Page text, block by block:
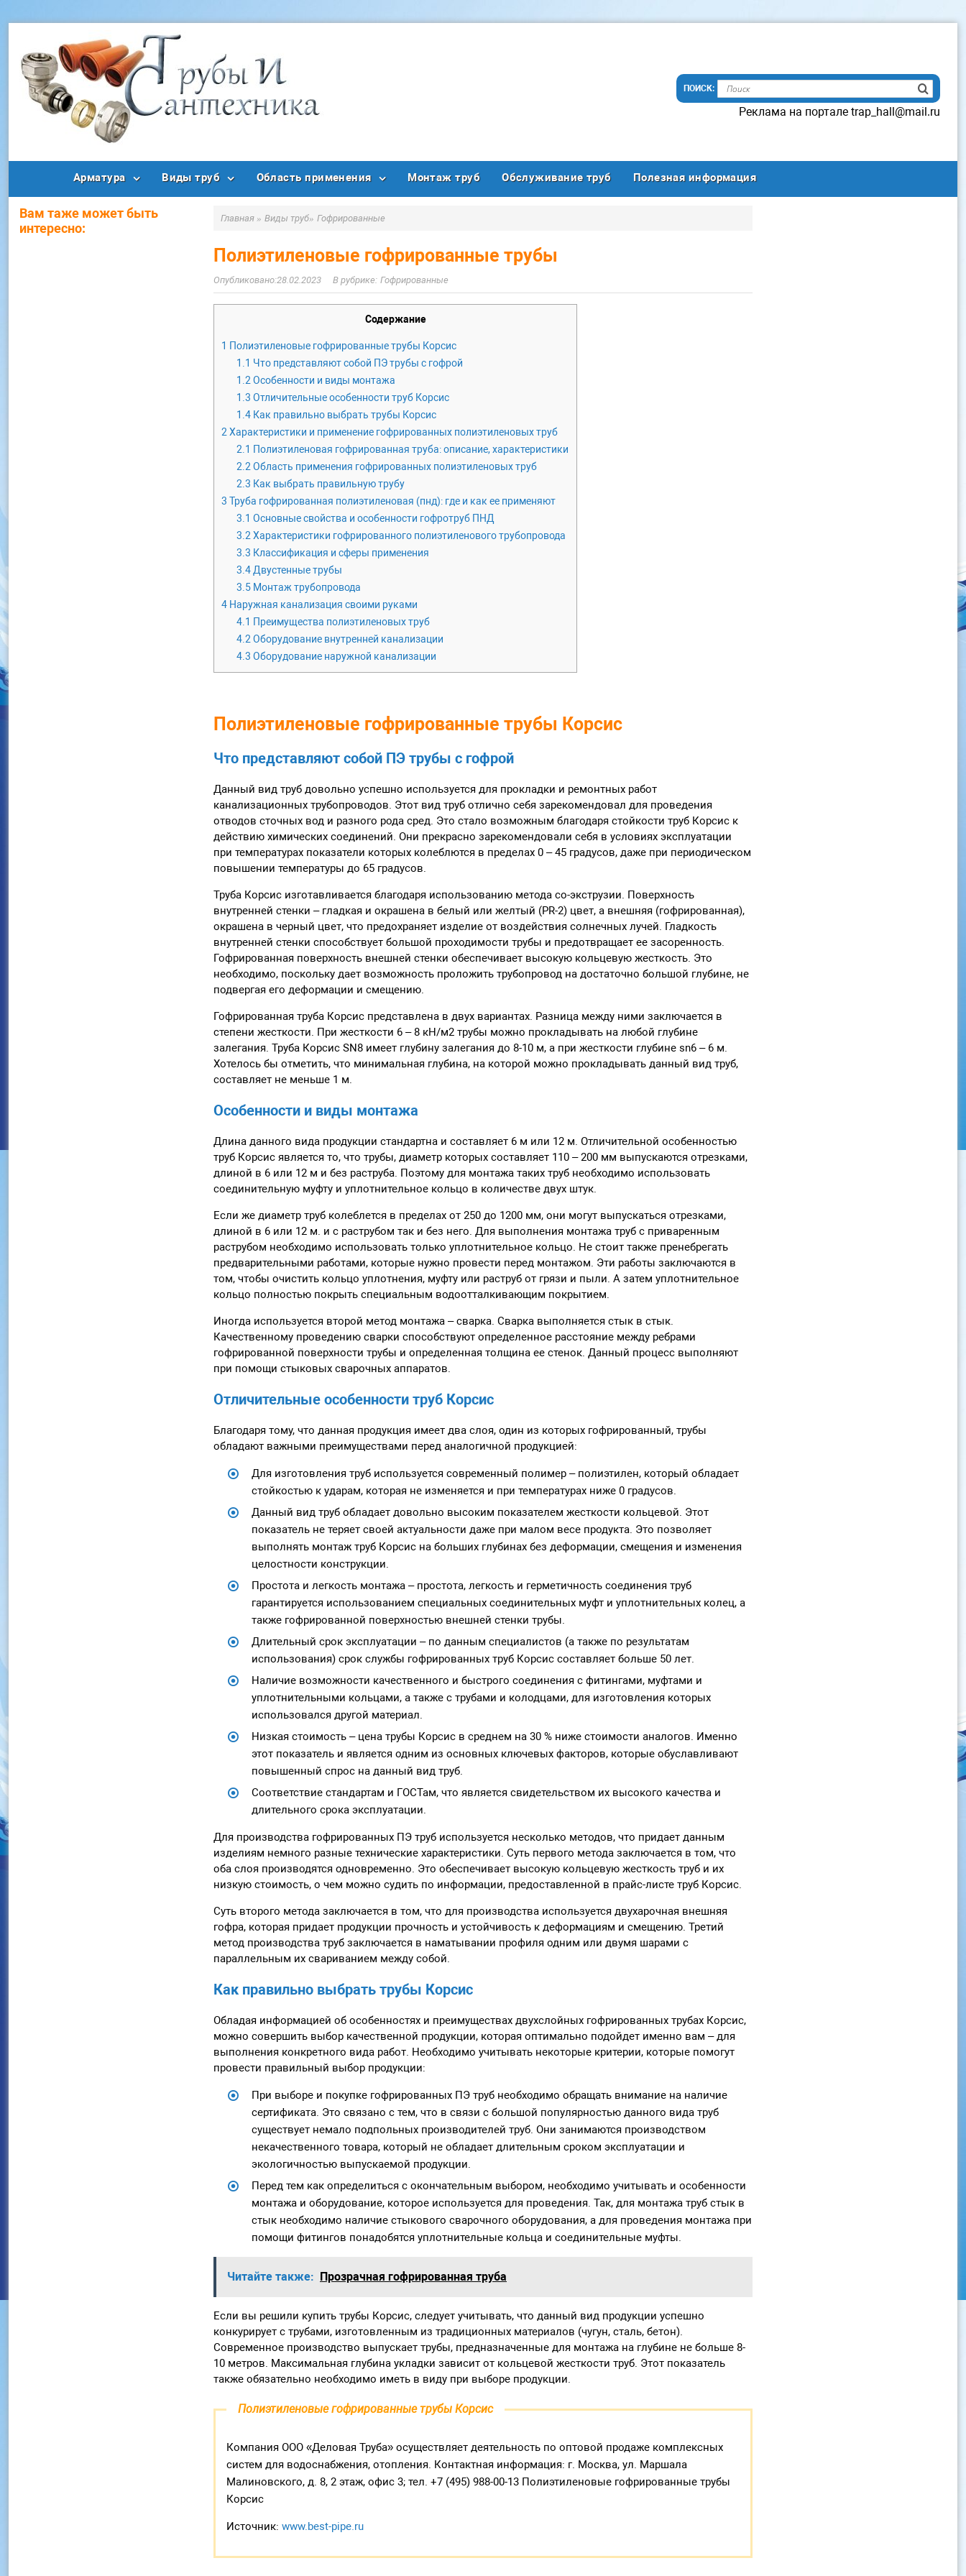
Реклама на портале trap_hall@mail.ru
Арматура Виды труб Область применения Монтаж труб Обслуживание труб Полезная информация
Главная » Виды труб» Гофрированные
Полиэтиленовые гофрированные трубы
28.02.2023 Гофрированные
Содержание
1 Полиэтиленовые гофрированные трубы Корсис
1.1 Что представляют собой ПЭ трубы с гофрой
1.2 Особенности и виды монтажа
1.3 Отличительные особенности труб Корсис
1.4 Как правильно выбрать трубы Корсис
2 Характеристики и применение гофрированных полиэтиленовых труб
2.1 Полиэтиленовая гофрированная труба: описание, характеристики
2.2 Область применения гофрированных полиэтиленовых труб
2.3 Как выбрать правильную трубу
3 Труба гофрированная полиэтиленовая (пнд): где и как ее применяют
3.1 Основные свойства и особенности гофротруб ПНД
3.2 Характеристики гофрированного полиэтиленового трубопровода
3.3 Классификация и сферы применения
3.4 Двустенные трубы
3.5 Монтаж трубопровода
4 Наружная канализация своими руками
4.1 Преимущества полиэтиленовых труб
4.2 Оборудование внутренней канализации
4.3 Оборудование наружной канализации
Полиэтиленовые гофрированные трубы Корсис
Что представляют собой ПЭ трубы с гофрой
Данный вид труб довольно успешно используется для прокладки и ремонтных работ
канализационных трубопроводов. Этот вид труб отлично себя зарекомендовал для проведения
отводов сточных вод и разного рода сред. Это стало возможным благодаря стойкости труб Корсис к
действию химических соединений. Они прекрасно зарекомендовали себя в условиях эксплуатации
при температурах показатели которых колеблются в пределах 0 – 45 градусов, даже при периодическом
повышении температуры до 65 градусов.
Труба Корсис изготавливается благодаря использованию метода cо-экструзии. Поверхность
внутренней стенки – гладкая и окрашена в белый или желтый (PR-2) цвет, а внешняя (гофрированная),
окрашена в черный цвет, что предохраняет изделие от воздействия солнечных лучей. Гладкость
внутренней стенки способствует большой проходимости трубы и предотвращает ее засоренность.
Гофрированная поверхность внешней стенки обеспечивает высокую кольцевую жесткость. Это
необходимо, поскольку дает возможность проложить трубопровод на достаточно большой глубине, не
подвергая его деформации и смещению.
Гофрированная труба Корсис представлена в двух вариантах. Разница между ними заключается в
степени жесткости. При жесткости 6 – 8 кН/м2 трубы можно прокладывать на любой глубине
залегания. Труба Корсис SN8 имеет глубину залегания до 8-10 м, а при жесткости глубине sn6 – 6 м.
Хотелось бы отметить, что минимальная глубина, на которой можно прокладывать данный вид труб,
составляет не меньше 1 м.
Особенности и виды монтажа
Длина данного вида продукции стандартна и составляет 6 м или 12 м. Отличительной особенностью
труб Корсис является то, что трубы, диаметр которых составляет 110 – 200 мм выпускаются отрезками,
длиной в 6 или 12 м и без раструба. Поэтому для монтажа таких труб необходимо использовать
соединительную муфту и уплотнительное кольцо в количестве двух штук.
Если же диаметр труб колеблется в пределах от 250 до 1200 мм, они могут выпускаться отрезками,
длиной в 6 или 12 м. и с раструбом так и без него. Для выполнения монтажа труб с приваренным
раструбом необходимо использовать только уплотнительное кольцо. Не стоит также пренебрегать
предварительными работами, которые нужно провести перед монтажом. Эти работы заключаются в
том, чтобы очистить кольцо уплотнения, муфту или раструб от грязи и пыли. А затем уплотнительное
кольцо полностью покрыть специальным водоотталкивающим покрытием.
Иногда используется второй метод монтажа – сварка. Сварка выполняется стык в стык.
Качественному проведению сварки способствуют определенное расстояние между ребрами
гофрированной поверхности трубы и определенная толщина ее стенок. Данный процесс выполняют
при помощи стыковых сварочных аппаратов.
Отличительные особенности труб Корсис
Благодаря тому, что данная продукция имеет два слоя, один из которых гофрированный, трубы
обладают важными преимуществами перед аналогичной продукцией:
Для изготовления труб используется современный полимер – полиэтилен, который обладает
стойкостью к ударам, которая не изменяется и при температурах ниже 0 градусов.
Данный вид труб обладает довольно высоким показателем жесткости кольцевой. Этот
показатель не теряет своей актуальности даже при малом весе продукта. Это позволяет
выполнять монтаж труб Корсис на больших глубинах без деформации, смещения и изменения
целостности конструкции.
Простота и легкость монтажа – простота, легкость и герметичность соединения труб
гарантируется использованием специальных соединительных муфт и уплотнительных колец, а
также гофрированной поверхностью внешней стенки трубы.
Длительный срок эксплуатации – по данным специалистов (а также по результатам
использования) срок службы гофрированных труб Корсис составляет больше 50 лет.
Наличие возможности качественного и быстрого соединения с фитингами, муфтами и
уплотнительными кольцами, а также с трубами и колодцами, для изготовления которых
использовался другой материал.
Низкая стоимость – цена трубы Корсис в среднем на 30 % ниже стоимости аналогов. Именно
этот показатель и является одним из основных ключевых факторов, которые обуславливают
повышенный спрос на данный вид труб.
Соответствие стандартам и ГОСТам, что является свидетельством их высокого качества и
длительного срока эксплуатации.
Для производства гофрированных ПЭ труб используется несколько методов, что придает данным
изделиям немного разные технические характеристики. Суть первого метода заключается в том, что
оба слоя производятся одновременно. Это обеспечивает высокую кольцевую жесткость труб и их
низкую стоимость, о чем можно судить по информации, предоставленной в прайс-листе труб Корсис.
Суть второго метода заключается в том, что для производства используется двухарочная внешняя
гофра, которая придает продукции прочность и устойчивость к деформациям и смещению. Третий
метод производства труб заключается в наматывании профиля одним или двумя шарами с
параллельным их свариванием между собой.
Как правильно выбрать трубы Корсис
Обладая информацией об особенностях и преимуществах двухслойных гофрированных трубах Корсис,
можно совершить выбор качественной продукции, которая оптимально подойдет именно вам – для
выполнения конкретного вида работ. Необходимо учитывать некоторые критерии, которые помогут
провести правильный выбор продукции:
При выборе и покупке гофрированных ПЭ труб необходимо обращать внимание на наличие
сертификата. Это связано с тем, что в связи с большой популярностью данного вида труб
существует немало подпольных производителей труб. Они занимаются производством
некачественного товара, который не обладает длительным сроком эксплуатации и
экологичностью выпускаемой продукции.
Перед тем как определиться с окончательным выбором, необходимо учитывать и особенности
монтажа и оборудование, которое используется для проведения. Так, для монтажа труб стык в
стык необходимо наличие стыкового сварочного оборудования, а для проведения монтажа при
помощи фитингов понадобятся уплотнительные кольца и соединительные муфты.
Читайте также: Прозрачная гофрированная труба
Если вы решили купить трубы Корсис, следует учитывать, что данный вид продукции успешно
конкурирует с трубами, изготовленным из традиционных материалов (чугун, сталь, бетон).
Современное производство выпускает трубы, предназначенные для монтажа на глубине не больше 8-
10 метров. Максимальная глубина укладки зависит от кольцевой жесткости труб. Этот показатель
также обязательно необходимо иметь в виду при выборе продукции.
Полиэтиленовые гофрированные трубы Корсис
Компания ООО «Деловая Труба» осуществляет деятельность по оптовой продаже комплексных
систем для водоснабжения, отопления. Контактная информация: г. Москва, ул. Маршала
Малиновского, д. 8, 2 этаж, офис 3; тел. +7 (495) 988-00-13 Полиэтиленовые гофрированные трубы
Корсис
Источник: www.best-pipe.ru
Вам таже может быть
интересно: